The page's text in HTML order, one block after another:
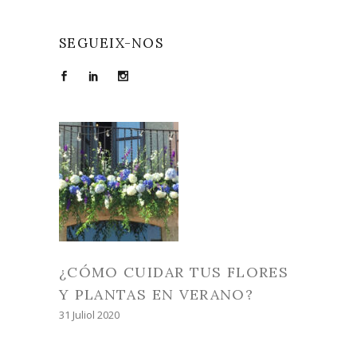
SEGUEIX-NOS
¿CÓMO CUIDAR TUS FLORES
Y PLANTAS EN VERANO?
31 Juliol 2020